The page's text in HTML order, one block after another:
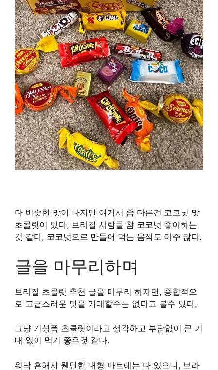
다 비슷한 맛이 나지만 여기서 좀 다른건 코코넛 맛
초콜릿이 있다, 브라질 사람들 참 코코넛 좋아하는
것 같다, 코코넛으로 만들어 먹는 음식도 아주 많다.
글을 마무리하며
브라질 초콜릿 추천 글을 마무리 하자면, 종합적으
로 고급스러운 맛을 기대할수는 없다고 볼수 있다.
그냥 기성품 초콜릿이라고 생각하고 부담없이 큰 기
대 없이 먹기 좋은것 같다.
워낙 흔해서 웬만한 대형 마트에는 다 있으니, 브라